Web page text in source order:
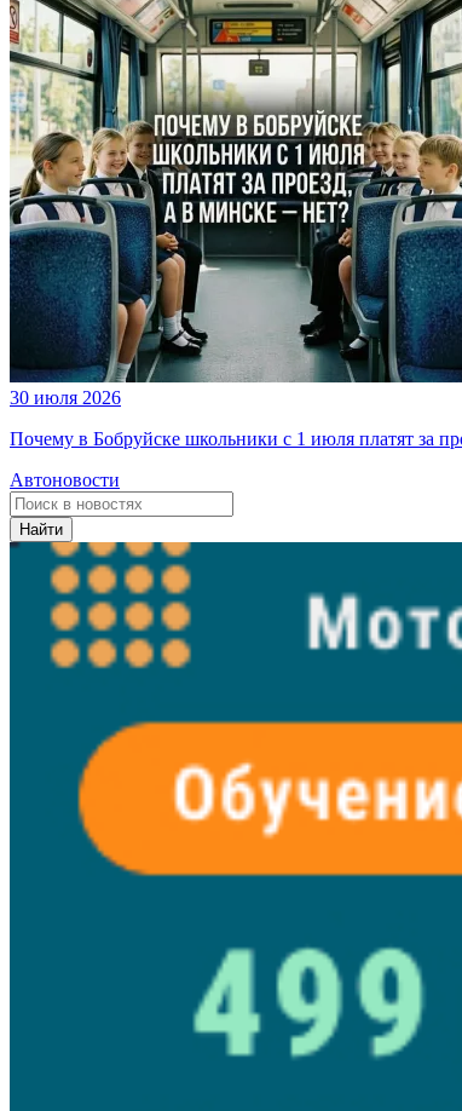
30 июля 2026
Почему в Бобруйске школьники с 1 июля платят за
Автоновости
Найти